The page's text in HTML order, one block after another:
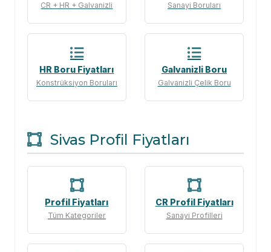
CR + HR + Galvanizli Sanayi Boruları
HR Boru Fiyatları
Konstrüksiyon Boruları
Galvanizli Boru
Galvanizli Çelik Boru
Sivas Profil Fiyatları
Profil Fiyatları
Tüm Kategoriler
CR Profil Fiyatları
Sanayi Profilleri